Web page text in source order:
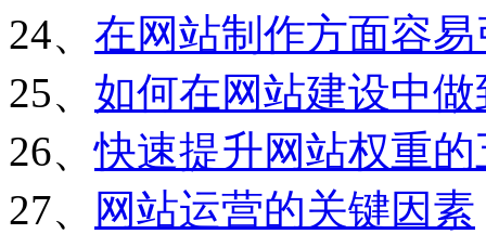
24、 在网站制作方面容
25、 如何在网站建设中
26、快速提升网站权重
27、
网站运营的关键因素